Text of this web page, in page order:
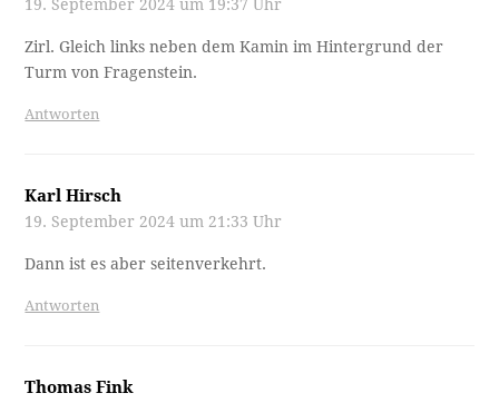
19. September 2024 um 19:37 Uhr
Zirl. Gleich links neben dem Kamin im Hintergrund der
Turm von Fragenstein.
Antworten
Karl Hirsch
19. September 2024 um 21:33 Uhr
Dann ist es aber seitenverkehrt.
Antworten
Thomas Fink